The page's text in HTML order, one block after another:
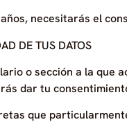
necesitarás el
DE TUS DATOS
o sección a la que
dar tu
que